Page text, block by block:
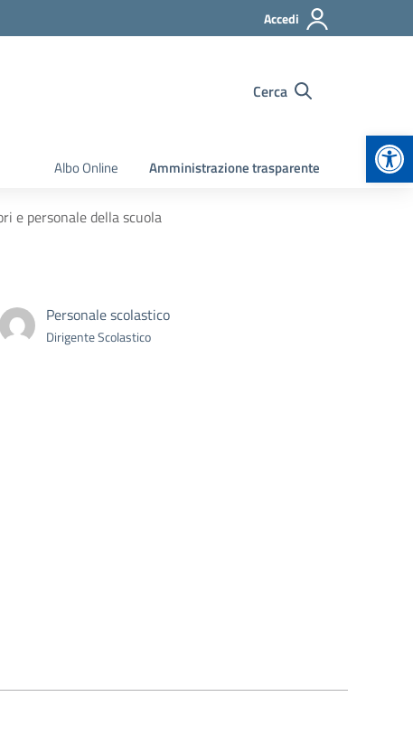
Accedi
Cerca
Albo Online Amministrazione trasparente
e personale della scuola
Personale scolastico
Dirigente Scolastico